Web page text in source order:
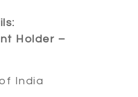
Holder –
India